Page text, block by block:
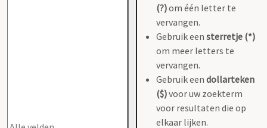
(?)om één letter te
vervangen.
Gebruik een sterretje (*)
om meer letters te
vervangen.
Gebruik een dollarteken
($)voor uw zoekterm
voor resultaten die op
elkaar lijken.